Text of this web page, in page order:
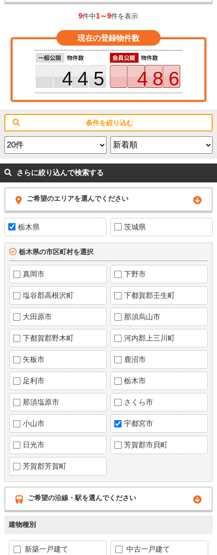
9件中1～9件を表示
現在の登録物件数
445 486
条件を絞り込む
さらに絞り込んで検索する
ご希望のエリアを選んでください
栃木県 茨城県
栃木県の市区町村を選択
真岡市 下野市
塩谷郡高根沢町 下都賀郡壬生町
大田原市 那須烏山市
下都賀郡野木町 河内郡上三川町
矢板市 鹿沼市
足利市 栃木市
那須塩原市 さくら市
小山市 宇都宮市
日光市 芳賀郡市貝町
芳賀郡芳賀町
ご希望の沿線・駅を選んでください
建物種別
新築一戸建て 中古一戸建て